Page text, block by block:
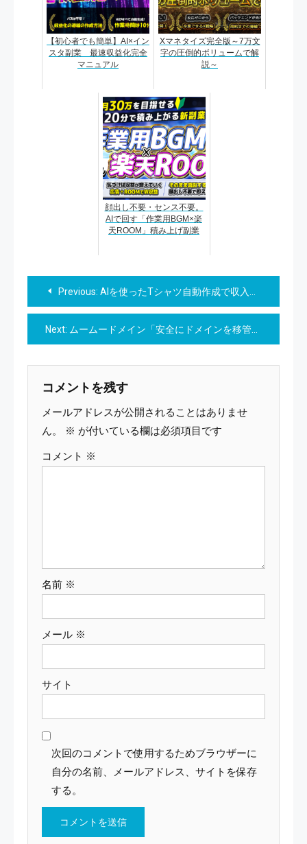
【初心者でも簡単】AI×イン
スタ副業 最速収益化完全
マニュアル
Xマネタイズ完全版～7万文
字の圧倒的ボリュームで解
説～
顔出し不要・センス不要。
AIで回す「作業用BGM×楽
天ROOM」積み上げ副業
投
稿
ナ
ビ
ゲ
ー
シ
Previous: AIを使ったTシャツ自動作成で収入アップ！初心者向けの副業方法
Next: ムームードメイン「安全にドメインを移管！スムーズな認証コード確認手順」
コメントを残す
メールアドレスが公開されることはありませ
ん。
※ が付いている欄は必須項目です
コメント ※
名前 ※
メール ※
サイト
次回のコメントで使用するためブラウザーに
自分の名前、メールアドレス、サイトを保存
する。